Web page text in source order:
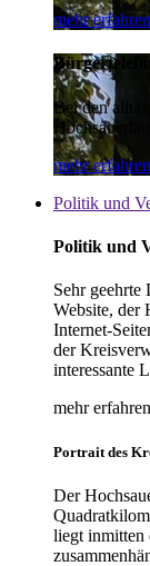
mehr erfahren
Bei den
mehr erfahren
Politik und
Politik und
Sehr geehrte
Website, der
Internet-
der
interessante
mehr erfahren
Portrait des
Der
liegt inmitten